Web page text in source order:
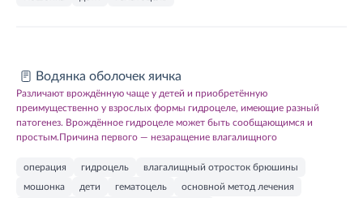
Водянка оболочек яичка
Различают врождённую чаще у детей и приобретённую
преимущественно у взрослых формы гидроцеле, имеющие разный
патогенез. Врождённое гидроцеле может быть сообщающимся и
простым.Причина первого — незаращение влагалищного
операция гидроцель
влагалищный отросток брюшины
мошонка
дети гематоцель
основной метод лечения